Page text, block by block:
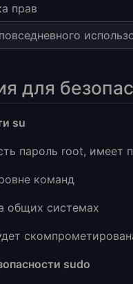
прав
для
su
пароль root, имеет
команд
общих системах
sudo